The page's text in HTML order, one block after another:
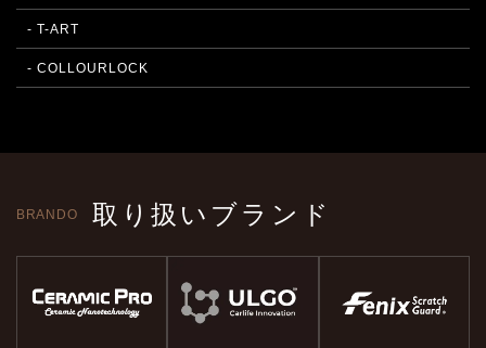
- T-ART
- COLLOURLOCK
BRANDO 取り扱いブランド